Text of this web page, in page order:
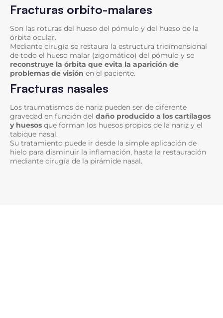
Fracturas orbito-malares
Son las roturas del hueso del pómulo y del hueso de la
órbita ocular.
Mediante cirugía se restaura la estructura tridimensional
de todo el hueso malar (zigomático) del pómulo y se
reconstruye la órbita que evita la aparición de
problemas de visión en el paciente.
Fracturas nasales
Los traumatismos de nariz pueden ser de diferente
gravedad en función del daño producido a los cartílagos
y huesos que forman los huesos propios de la nariz y el
tabique nasal.
Su tratamiento puede ir desde la simple aplicación de
hielo para disminuir la inflamación, hasta la restauración
mediante cirugía de la pirámide nasal.